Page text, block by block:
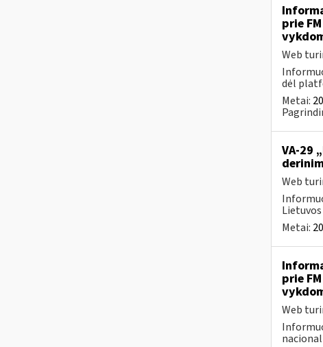
prie
Web
dėl
Metai:
VA-29
Web
Metai:
prie
Web